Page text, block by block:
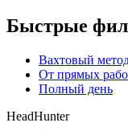
Быстрые
Вахтовый
От прямых
Полный день
HeadHunter